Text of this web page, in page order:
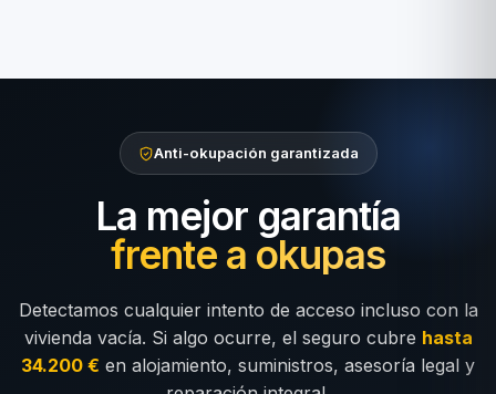
Anti-okupación garantizada
La mejor garantía
frente a okupas
Detectamos cualquier intento de acceso incluso con la
vivienda vacía. Si algo ocurre, el seguro cubre hasta
34.200 € en alojamiento, suministros, asesoría legal y